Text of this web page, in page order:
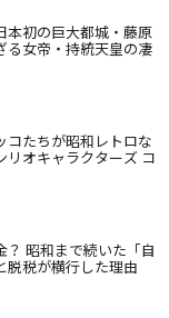
本初の巨大都城・藤原
る女帝・持統天皇の凄
コたちが昭和レトロな
リオキャラクターズ コ
？ 昭和まで続いた「自
脱税が横行した理由